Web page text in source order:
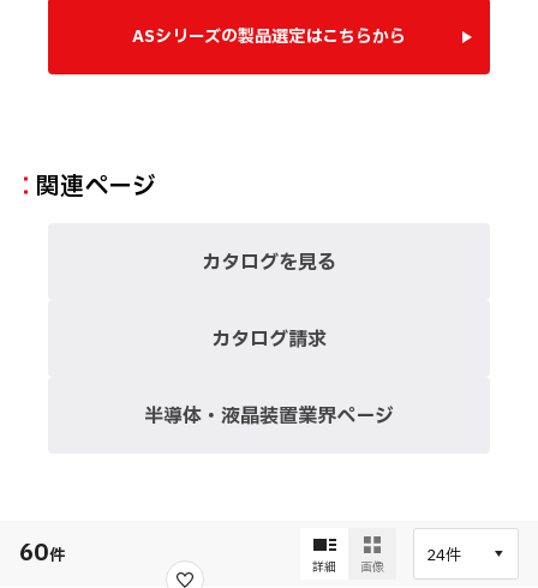
ASシリーズの製品選定はこちらから
関連ページ
カタログを見る
カタログ請求
半導体・液晶装置業界ページ
60件 詳細 画像